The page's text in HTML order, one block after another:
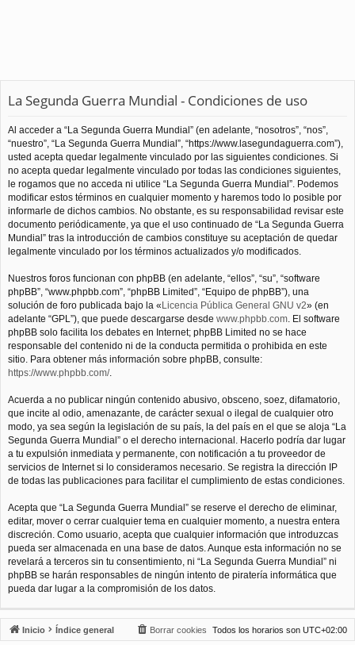
La Segunda Guerra Mundial - Condiciones de uso
Al acceder a “La Segunda Guerra Mundial” (en adelante, “nosotros”, “nos”,
“nuestro”, “La Segunda Guerra Mundial”, “https://www.lasegundaguerra.com”),
usted acepta quedar legalmente vinculado por las siguientes condiciones. Si
no acepta quedar legalmente vinculado por todas las condiciones siguientes,
le rogamos que no acceda ni utilice “La Segunda Guerra Mundial”. Podemos
modificar estos términos en cualquier momento y haremos todo lo posible por
informarle de dichos cambios. No obstante, es su responsabilidad revisar este
documento periódicamente, ya que el uso continuado de “La Segunda Guerra
Mundial” tras la introducción de cambios constituye su aceptación de quedar
legalmente vinculado por los términos actualizados y/o modificados.
Nuestros foros funcionan con phpBB (en adelante, “ellos”, “su”, “software
phpBB”, “www.phpbb.com”, “phpBB Limited”, “Equipo de phpBB”), una
solución de foro publicada bajo la «Licencia Pública General GNU v2» (en
adelante “GPL”), que puede descargarse desde www.phpbb.com. El software
phpBB solo facilita los debates en Internet; phpBB Limited no se hace
responsable del contenido ni de la conducta permitida o prohibida en este
sitio. Para obtener más información sobre phpBB, consulte:
https://www.phpbb.com/.
Acuerda a no publicar ningún contenido abusivo, obsceno, soez, difamatorio,
que incite al odio, amenazante, de carácter sexual o ilegal de cualquier otro
modo, ya sea según la legislación de su país, la del país en el que se aloja “La
Segunda Guerra Mundial” o el derecho internacional. Hacerlo podría dar lugar
a tu expulsión inmediata y permanente, con notificación a tu proveedor de
servicios de Internet si lo consideramos necesario. Se registra la dirección IP
de todas las publicaciones para facilitar el cumplimiento de estas condiciones.
Acepta que “La Segunda Guerra Mundial” se reserve el derecho de eliminar,
editar, mover o cerrar cualquier tema en cualquier momento, a nuestra entera
discreción. Como usuario, acepta que cualquier información que introduzcas
pueda ser almacenada en una base de datos. Aunque esta información no se
revelará a terceros sin tu consentimiento, ni “La Segunda Guerra Mundial” ni
phpBB se harán responsables de ningún intento de piratería informática que
pueda dar lugar a la compromisión de los datos.
Inicio Índice general Todos los horarios son UTC+02:00
Borrar cookies